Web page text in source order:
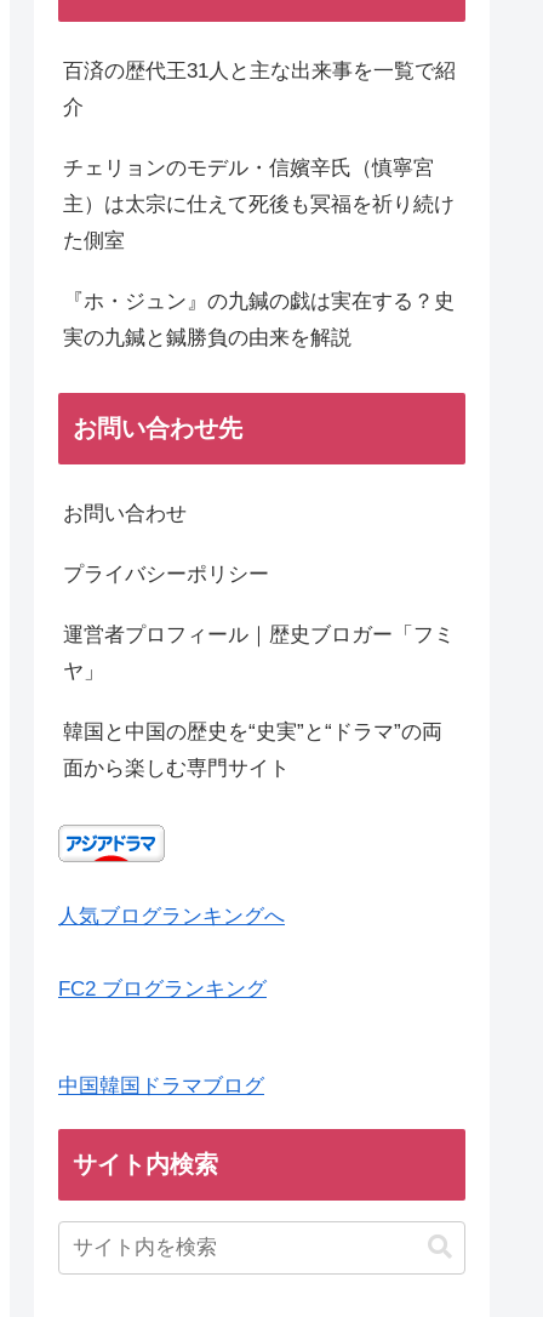
百済の歴代王31人と主な出来事を一覧で紹
介
チェリョンのモデル・信嬪辛氏（慎寧宮
主）は太宗に仕えて死後も冥福を祈り続け
た側室
『ホ・ジュン』の九鍼の戯は実在する？史
実の九鍼と鍼勝負の由来を解説
お問い合わせ先
お問い合わせ
プライバシーポリシー
運営者プロフィール｜歴史ブロガー「フミ
ヤ」
韓国と中国の歴史を“史実”と“ドラマ”の両
面から楽しむ専門サイト
人気ブログランキングへ
FC2 ブログランキング
中国韓国ドラマブログ
サイト内検索